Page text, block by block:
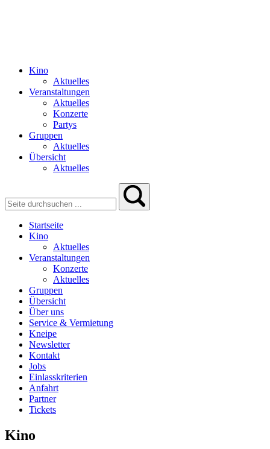
Kino
Aktuelles
Veranstaltungen
Aktuelles
Konzerte
Partys
Gruppen
Aktuelles
Übersicht
Aktuelles
Startseite
Kino
Aktuelles
Veranstaltungen
Konzerte
Aktuelles
Gruppen
Übersicht
Über uns
Service & Vermietung
Kneipe
Newsletter
Kontakt
Jobs
Einlasskriterien
Anfahrt
Partner
Tickets
Kino